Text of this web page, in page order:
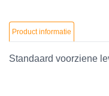
Product informatie
Standaard voorziene